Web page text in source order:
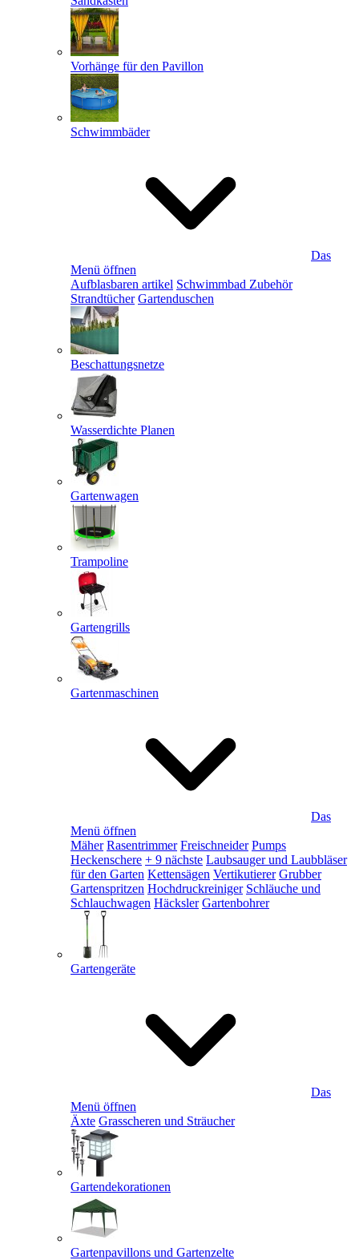
Vorhänge für den Pavillon
Schwimmbäder
Das
Menü öffnen
Aufblasbaren artikel Schwimmbad Zubehör
Strandtücher Gartenduschen
Beschattungsnetze
Wasserdichte Planen
Gartenwagen
Trampoline
Gartengrills
Gartenmaschinen
Das
Menü öffnen
Mäher Rasentrimmer Freischneider Pumps
Heckenschere + 9 nächste Laubsauger und Laubbläser
für den Garten Kettensägen Vertikutierer Grubber
Gartenspritzen Hochdruckreiniger Schläuche und
Schlauchwagen Häcksler Gartenbohrer
Gartengeräte
Das
Menü öffnen
Äxte Grasscheren und Sträucher
Gartendekorationen
Gartenpavillons und Gartenzelte